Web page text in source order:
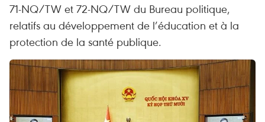
71-NQ/TW et 72-NQ/TW du Bureau politique,
relatifs au développement de l’éducation et à la
protection de la santé publique.